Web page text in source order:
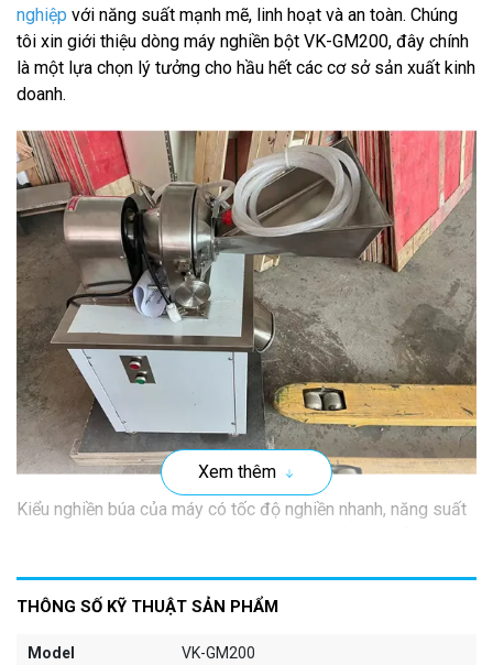
nghiệp với năng suất mạnh mẽ, linh hoạt và an toàn. Chúng
tôi xin giới thiệu dòng máy nghiền bột VK-GM200, đây chính
là một lựa chọn lý tưởng cho hầu hết các cơ sở sản xuất kinh
doanh.
Kiểu nghiền búa của máy có tốc độ nghiền nhanh, năng suất
VK-GM200 còn được làm từ thép không gỉ. Giúp sản phẩm
bền bỉ hơn, chống ăn mòn cao, dễ dàng vệ sinh và bảo trì
Xem thêm
THÔNG SỐ KỸ THUẬT SẢN PHẨM
Model VK-GM200